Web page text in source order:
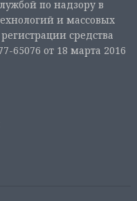
по надзору в
и массовых
средства
от 18 марта 2016